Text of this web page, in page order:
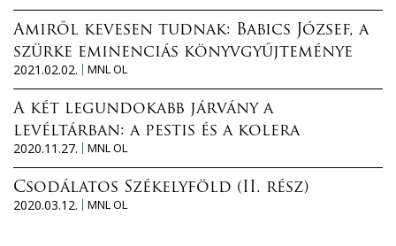
Amiről kevesen tudnak: Babics József, a
szürke eminenciás könyvgyűjteménye
2021.02.02.
MNL OL
A két legundokabb járvány a
levéltárban: a pestis és a kolera
2020.11.27.
MNL OL
Csodálatos Székelyföld (II. rész)
2020.03.12.
MNL OL